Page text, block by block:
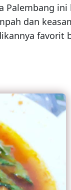
Palembang ini
dan
favorit